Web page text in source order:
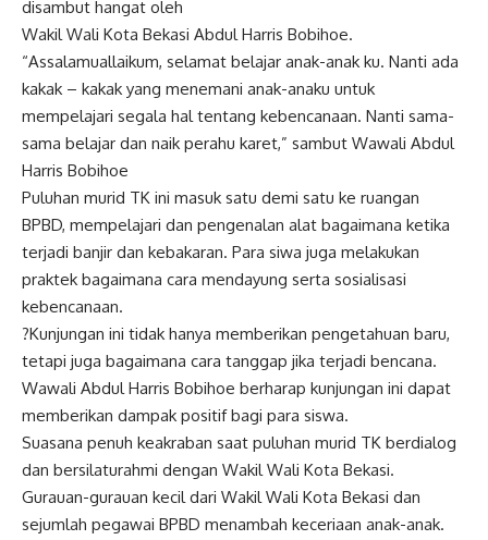
disambut hangat oleh
Wakil Wali Kota Bekasi Abdul Harris Bobihoe.
“Assalamuallaikum, selamat belajar anak-anak ku. Nanti ada
kakak – kakak yang menemani anak-anaku untuk
mempelajari segala hal tentang kebencanaan. Nanti sama-
sama belajar dan naik perahu karet,” sambut Wawali Abdul
Harris Bobihoe
Puluhan murid TK ini masuk satu demi satu ke ruangan
BPBD, mempelajari dan pengenalan alat bagaimana ketika
terjadi banjir dan kebakaran. Para siwa juga melakukan
praktek bagaimana cara mendayung serta sosialisasi
kebencanaan.
?Kunjungan ini tidak hanya memberikan pengetahuan baru,
tetapi juga bagaimana cara tanggap jika terjadi bencana.
Wawali Abdul Harris Bobihoe berharap kunjungan ini dapat
memberikan dampak positif bagi para siswa.
Suasana penuh keakraban saat puluhan murid TK berdialog
dan bersilaturahmi dengan Wakil Wali Kota Bekasi.
Gurauan-gurauan kecil dari Wakil Wali Kota Bekasi dan
sejumlah pegawai BPBD menambah keceriaan anak-anak.